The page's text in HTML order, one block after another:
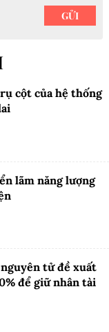
cột của hệ thống
lãm năng lượng
tử đề xuất
để giữ nhân tài